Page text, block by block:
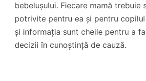
bebelușului. Fiecare mamă trebuie
potrivite pentru ea și pentru
și informația sunt cheile pentru a
decizii în cunoștință de cauză.